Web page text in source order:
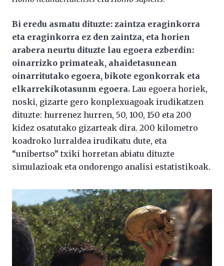
Bi eredu asmatu dituzte: zaintza eraginkorra
eta eraginkorra ez den zaintza, eta horien
arabera neurtu dituzte lau egoera ezberdin:
oinarrizko primateak, ahaidetasunean
oinarritutako egoera, bikote egonkorrak eta
elkarrekikotasunm egoera. Lau egoera horiek,
noski, gizarte gero konplexuagoak irudikatzen
dituzte: hurrenez hurren, 50, 100, 150 eta 200
kidez osatutako gizarteak dira. 200 kilometro
koadroko lurraldea irudikatu dute, eta
“unibertso” txiki horretan abiatu dituzte
simulazioak eta ondorengo analisi estatistikoak.